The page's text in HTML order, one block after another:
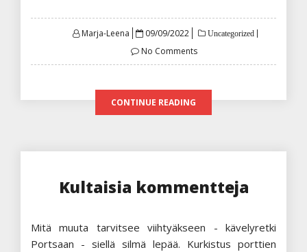
Marja-Leena
Posted
09/09/2022 Uncategorized
No Comments
CONTINUE READING
Kultaisia kommentteja
Mitä muuta tarvitsee viihtyäkseen - kävelyretki
Portsaan - siellä silmä lepää. Kurkistus porttien